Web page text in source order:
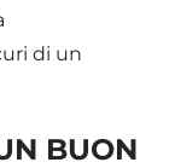
di un
BUON